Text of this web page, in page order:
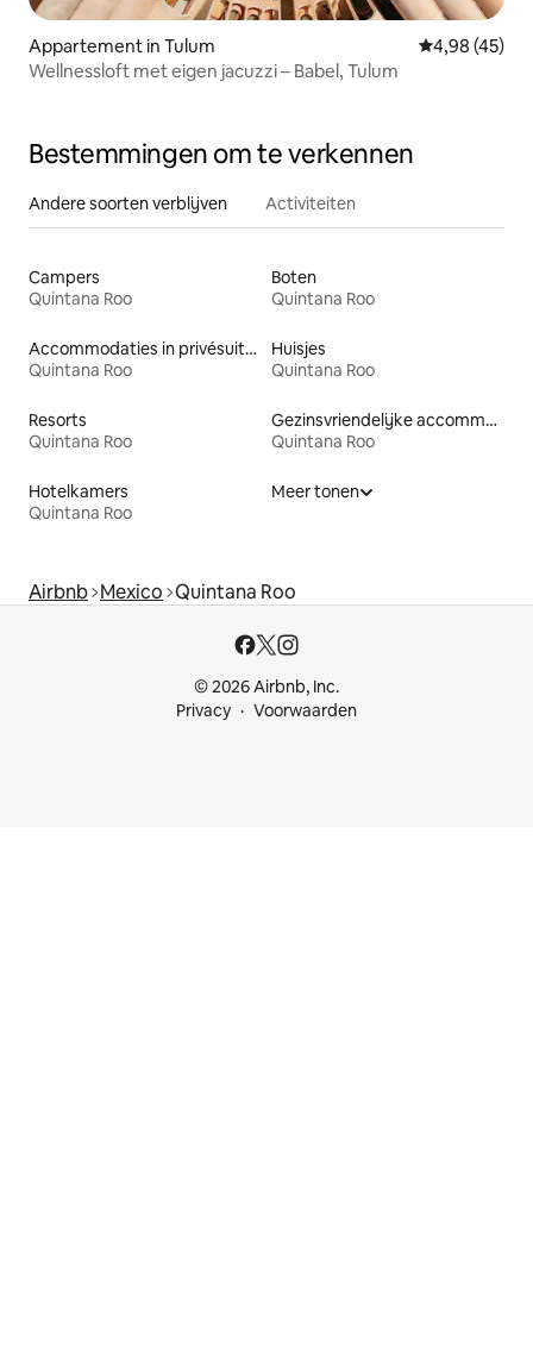
Appartement in Tulum Gemiddelde
4,98 (45)
Wellnessloft met eigen jacuzzi – Babel, Tulum
Bestemmingen om te verkennen
Andere soorten verblijven Activiteiten
Campers
Quintana Roo
Boten
Quintana Roo
Accommodaties in privésuites
Quintana Roo
Huisjes
Quintana Roo
Resorts
Quintana Roo
Gezinsvriendelijke accommodaties
Quintana Roo
Hotelkamers
Quintana Roo
Meer tonen
Airbnb Mexico Quintana Roo
© 2026 Airbnb, Inc.
Privacy
Voorwaarden